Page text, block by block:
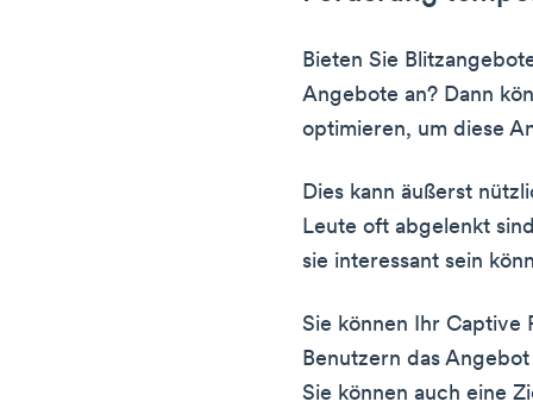
Bieten Sie
Angebote an? Dann
optimieren, um diese
Dies kann äußerst
Leute oft abgelenkt
sie interessant sein
Sie können Ihr Captive
Benutzern das
Sie können auch eine